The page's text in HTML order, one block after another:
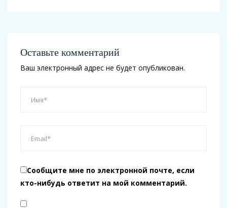
Оставьте комментарий
Ваш электронный адрес не будет опубликован.
Сообщите мне по электронной почте, если
кто-нибудь ответит на мой комментарий.